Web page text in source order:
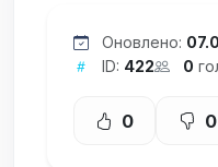
Оновлено:
ID: 422 0
0 0